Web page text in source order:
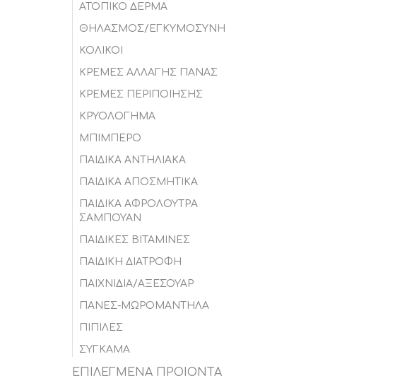
ΑΤΟΠΙΚΟ ΔΕΡΜΑ
ΘHΛΑΣΜΟΣ/ΕΓΚΥΜΟΣΥΝΗ
ΚΟΛΙΚΟΙ
ΚΡΕΜΕΣ ΑΛΛΑΓΗΣ ΠΑΝΑΣ
ΚΡΕΜΕΣ ΠΕΡΙΠΟΙΗΣΗΣ
ΚΡΥΟΛΟΓΗΜΑ
ΜΠΙΜΠΕΡΟ
ΠΑΙΔΙΚΑ ΑΝΤΗΛΙΑΚΑ
ΠΑΙΔΙΚΑ ΑΠΟΣΜΗΤΙΚΑ
ΠΑΙΔΙΚΑ ΑΦΡΟΛΟΥΤΡΑ
ΣΑΜΠΟΥΑΝ
ΠΑΙΔΙΚΕΣ ΒΙΤΑΜΙΝΕΣ
ΠΑΙΔΙΚΗ ΔΙΑΤΡΟΦΗ
ΠΑΙΧΝΙΔΙΑ/ΑΞΕΣΟΥΑΡ
ΠΑΝΕΣ-ΜΩΡΟΜΑΝΤΗΛΑ
ΠΙΠΙΛΕΣ
ΣΥΓΚΑΜΑ
ΕΠΙΛΕΓΜΕΝΑ ΠΡΟΙΟΝΤΑ